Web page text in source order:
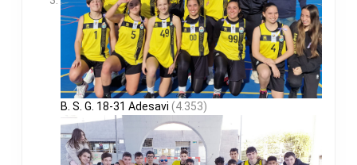
B. S. G. 18-31 Adesavi (4.353)